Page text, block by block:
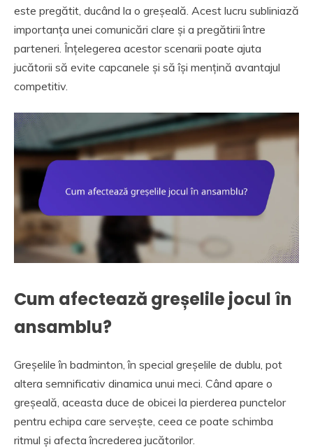
este pregătit, ducând la o greșeală. Acest lucru subliniază
importanța unei comunicări clare și a pregătirii între
parteneri. Înțelegerea acestor scenarii poate ajuta
jucătorii să evite capcanele și să își mențină avantajul
competitiv.
Cum afectează greșelile jocul în
ansamblu?
Greșelile în badminton, în special greșelile de dublu, pot
altera semnificativ dinamica unui meci. Când apare o
greșeală, aceasta duce de obicei la pierderea punctelor
pentru echipa care servește, ceea ce poate schimba
ritmul și afecta încrederea jucătorilor.